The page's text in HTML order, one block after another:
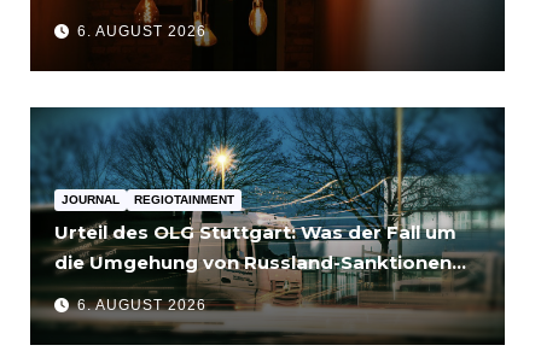
6. AUGUST 2026
JOURNAL REGIOTAINMENT
Urteil des OLG Stuttgart: Was der Fall um
die Umgehung von Russland-Sanktionen
für Unternehmen bedeutet
6. AUGUST 2026